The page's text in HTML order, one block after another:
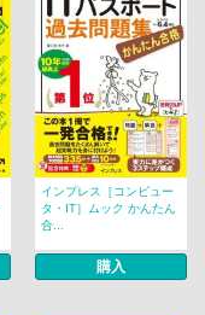
インプレス［コンピュー
タ・IT］ムック かんたん
合...
購入